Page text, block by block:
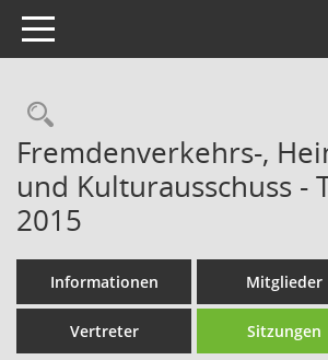
Toggle navigation
Rechercheauswahl
Fremdenverkehrs-,
und Kulturausschuss -
2015
Informationen Mitglieder
Vertreter Sitzungen